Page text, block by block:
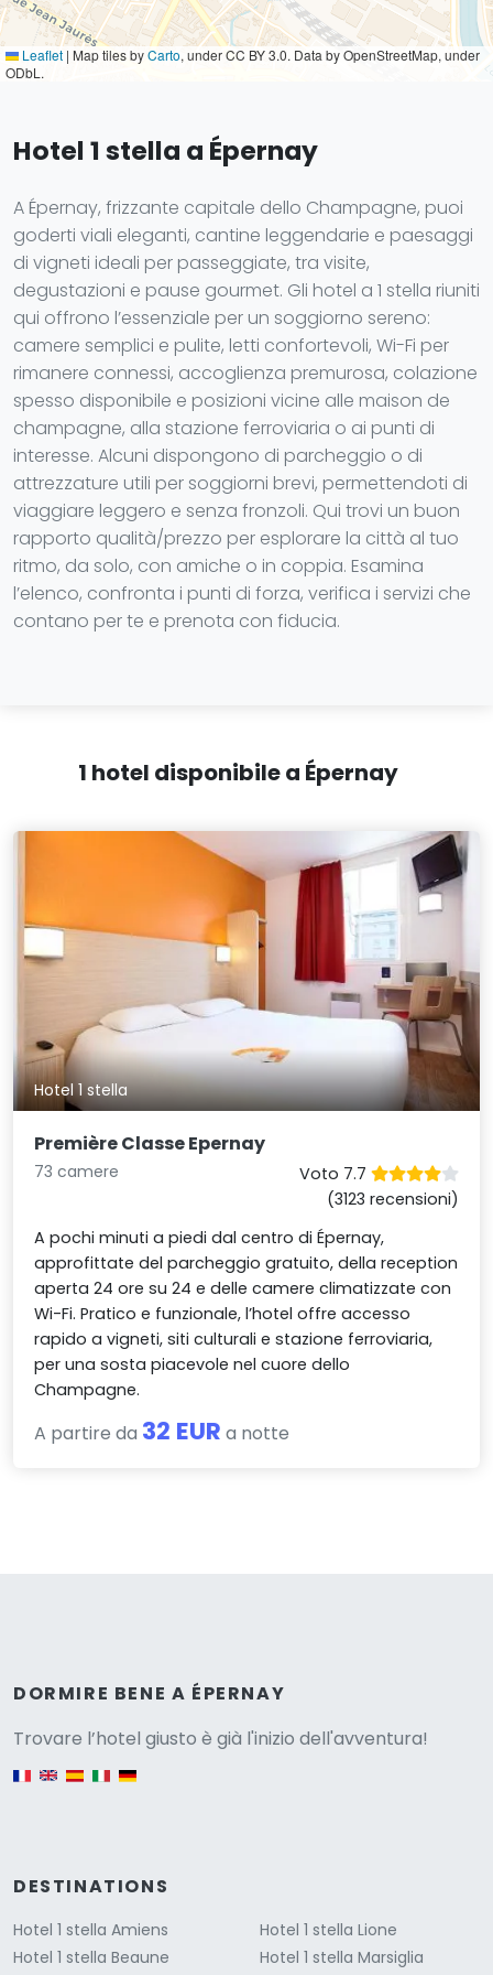
Leaflet | Map tiles byCarto, under CC BY 3.0. Data by OpenStreetMap, under
ODbL.
Hotel 1 stella a Épernay
A Épernay, frizzante capitale dello Champagne, puoi
goderti viali eleganti, cantine leggendarie e paesaggi
di vigneti ideali per passeggiate, tra visite,
degustazioni e pause gourmet. Gli hotel a 1 stella riuniti
qui offrono l’essenziale per un soggiorno sereno:
camere semplici e pulite, letti confortevoli, Wi-Fi per
rimanere connessi, accoglienza premurosa, colazione
spesso disponibile e posizioni vicine alle maison de
champagne, alla stazione ferroviaria o ai punti di
interesse. Alcuni dispongono di parcheggio o di
attrezzature utili per soggiorni brevi, permettendoti di
viaggiare leggero e senza fronzoli. Qui trovi un buon
rapporto qualità/prezzo per esplorare la città al tuo
ritmo, da solo, con amiche o in coppia. Esamina
l’elenco, confronta i punti di forza, verifica i servizi che
contano per te e prenota con fiducia.
1 hotel disponibile a Épernay
Hotel 1 stella
Première Classe Epernay
73 camere
Voto 7.7
(3123 recensioni)
A pochi minuti a piedi dal centro di Épernay,
approfittate del parcheggio gratuito, della reception
aperta 24 ore su 24 e delle camere climatizzate con
Wi-Fi. Pratico e funzionale, l’hotel offre accesso
rapido a vigneti, siti culturali e stazione ferroviaria,
per una sosta piacevole nel cuore dello
Champagne.
A partire da 32 EUR a notte
DORMIRE BENE A ÉPERNAY
Trovare l’hotel giusto è già l'inizio dell'avventura!
DESTINATIONS
Hotel 1 stella Amiens
Hotel 1 stella Beaune
Hotel 1 stella Lione
Hotel 1 stella Marsiglia